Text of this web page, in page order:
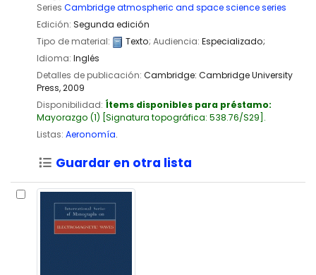
Series Cambridge atmospheric and space science series
Edición: Segunda edición
Tipo de material:
Texto; Audiencia: Especializado;
Idioma: Inglés
Detalles de publicación: Cambridge: Cambridge University
Press,2009
Disponibilidad: Ítems disponibles para préstamo:
Mayorazgo (1) Signatura topográfica: 538.76/S29 .
Listas: Aeronomía.
Guardar en otra lista